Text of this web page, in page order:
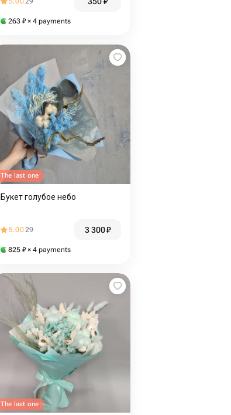
263 ₽ × 4 payments
The last one
Букет голубое небо
5.0029 3 300₽
825 ₽ × 4 payments
The last one